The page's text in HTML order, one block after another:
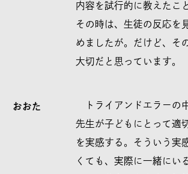
内容を試行的に教えたこ
その時は、生徒の反応を
めましたが。だけど、そ
大切だと思っています。
おおた
トライアンドエラーの
先生が子どもにとって適
を実感する。そういう実
くても、実際に一緒にい